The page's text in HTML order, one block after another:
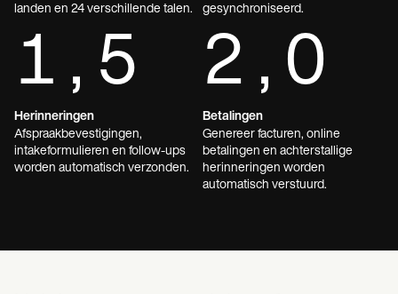
landen en 24 verschillende talen.
gesynchroniseerd.
1,5
Herinneringen
Afspraakbevestigingen,
intakeformulieren en follow-ups
worden automatisch verzonden.
2,0
Betalingen
Genereer facturen, online
betalingen en achterstallige
herinneringen worden
automatisch verstuurd.